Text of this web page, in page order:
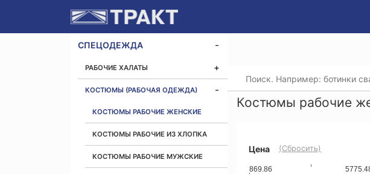
СПЕЦОДЕЖДА
РАБОЧИЕ ХАЛАТЫ
КОСТЮМЫ (РАБОЧАЯ ОДЕЖДА)
КОСТЮМЫ РАБОЧИЕ ЖЕНСКИЕ
КОСТЮМЫ РАБОЧИЕ ИЗ ХЛОПКА
КОСТЮМЫ РАБОЧИЕ МУЖСКИЕ
Костюмы рабочие
Цена (Сбросить)
869.86